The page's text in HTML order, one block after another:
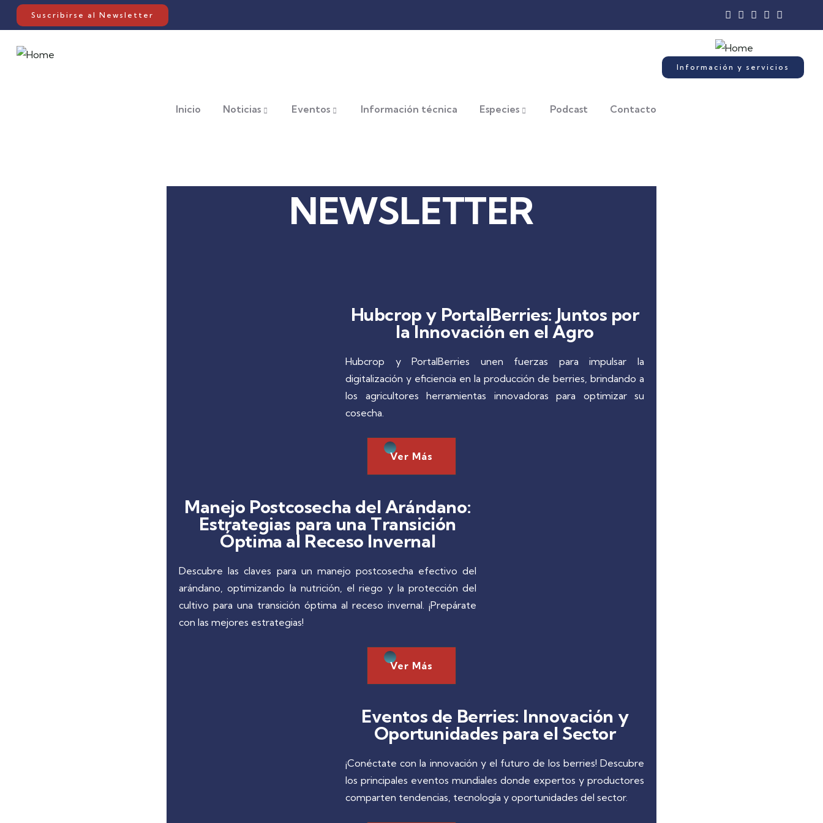
Suscribirse al Newsletter
Información y servicios
Inicio Noticias Eventos Información técnica Especies Podcast Contacto
NEWSLETTER
Hubcrop y PortalBerries: Juntos por
la Innovación en el Agro
Hubcrop y PortalBerries unen fuerzas para impulsar la
digitalización y eficiencia en la producción de berries, brindando a
los agricultores herramientas innovadoras para optimizar su
cosecha.
Ver Más
Manejo Postcosecha del Arándano:
Estrategias para una Transición
Óptima al Receso Invernal
Descubre las claves para un manejo postcosecha efectivo del
arándano, optimizando la nutrición, el riego y la protección del
cultivo para una transición óptima al receso invernal. ¡Prepárate
con las mejores estrategias!
Ver Más
Eventos de Berries: Innovación y
Oportunidades para el Sector
¡Conéctate con la innovación y el futuro de los berries! Descubre
los principales eventos mundiales donde expertos y productores
comparten tendencias, tecnología y oportunidades del sector.